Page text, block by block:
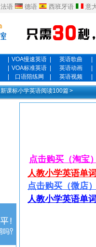
法语 德语 西班牙语 意
VOA慢速英语 英语歌曲
VOA标准英语 英语动画
口语陪练网 英语视频
新课标小学英语阅读100篇>
点击购买（淘宝
人教小学英语单
点击购买（微店
人教小学英语单